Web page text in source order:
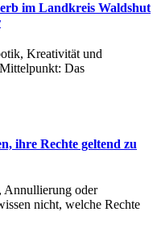
im Landkreis Waldshut
Kreativität und
Das
ihre Rechte geltend zu
Annullierung oder
nicht, welche Rechte